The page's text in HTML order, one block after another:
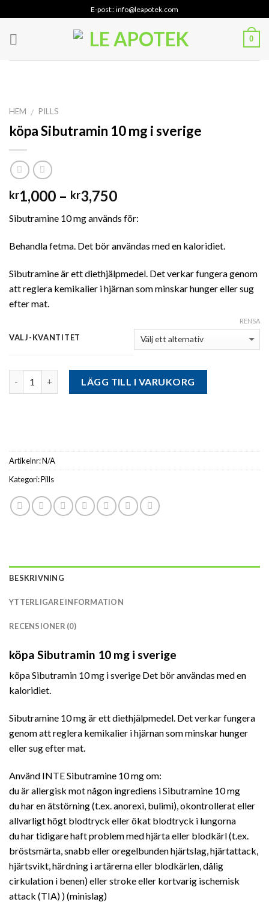
to
content
E-post:: info@leapotek.com
0
HEM / PILLS
köpa Sibutramin 10 mg i sverige
kr1,000 – kr3,750Prisintervall:
till
kr3,750
Sibutramine 10 mg används för:
Behandla fetma. Det bör användas med en kaloridiet.
Sibutramine är ett diethjälpmedel. Det verkar fungera genom
att reglera kemikalier i hjärnan som minskar hunger eller sug
efter mat.
VALJ-KVANTITET
RENSA
LÄGG TILL I VARUKORG
Artikelnr:N/A
Kategori:Pills
BESKRIVNING
YTTERLIGARE INFORMATION
RECENSIONER (0)
köpa Sibutramin 10 mg i sverige
köpa Sibutramin 10 mg i sverige Det bör användas med en
kaloridiet.
Sibutramine 10 mg är ett diethjälpmedel. Det verkar fungera
genom att reglera kemikalier i hjärnan som minskar hunger
eller sug efter mat.
Använd INTE Sibutramine 10 mg om:
du är allergisk mot någon ingrediens i Sibutramine 10 mg
du har en ätstörning (t.ex. anorexi, bulimi), okontrollerat eller
allvarligt högt blodtryck eller ökat blodtryck i lungorna
du har tidigare haft problem med hjärta eller blodkärl (t.ex.
bröstsmärta, snabb eller oregelbunden hjärtslag, hjärtattack,
hjärtsvikt, härdning i artärerna eller blodkärlen, dålig
cirkulation i benen) eller stroke eller kortvarig ischemisk
attack (TIA) ) (minislag)